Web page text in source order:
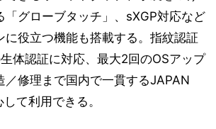
「グローブタッチ」、sXGP対応など
に役立つ機能も搭載する。指紋認証
体認証に対応、最大2回のOSアップ
／修理まで国内で一貫するJAPAN
て利用できる。